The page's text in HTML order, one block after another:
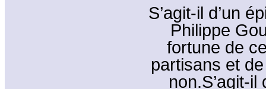
S’agit-il d’un
Philippe
fortune de
partisans et
non.S’agit-il